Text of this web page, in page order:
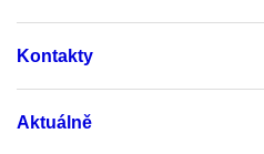
Kontakty
Aktuálně